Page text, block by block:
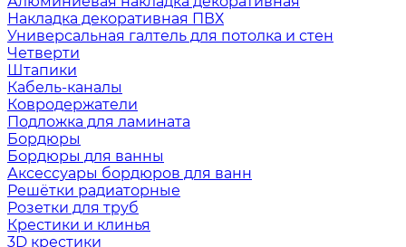
Накладка декоративная ПВХ
Универсальная галтель для потолка и стен
Четверти
Штапики
Кабель-каналы
Ковродержатели
Подложка для ламината
Бордюры
Бордюры для ванны
Аксессуары бордюров для ванн
Решётки радиаторные
Розетки для труб
Крестики и клинья
3D крестики